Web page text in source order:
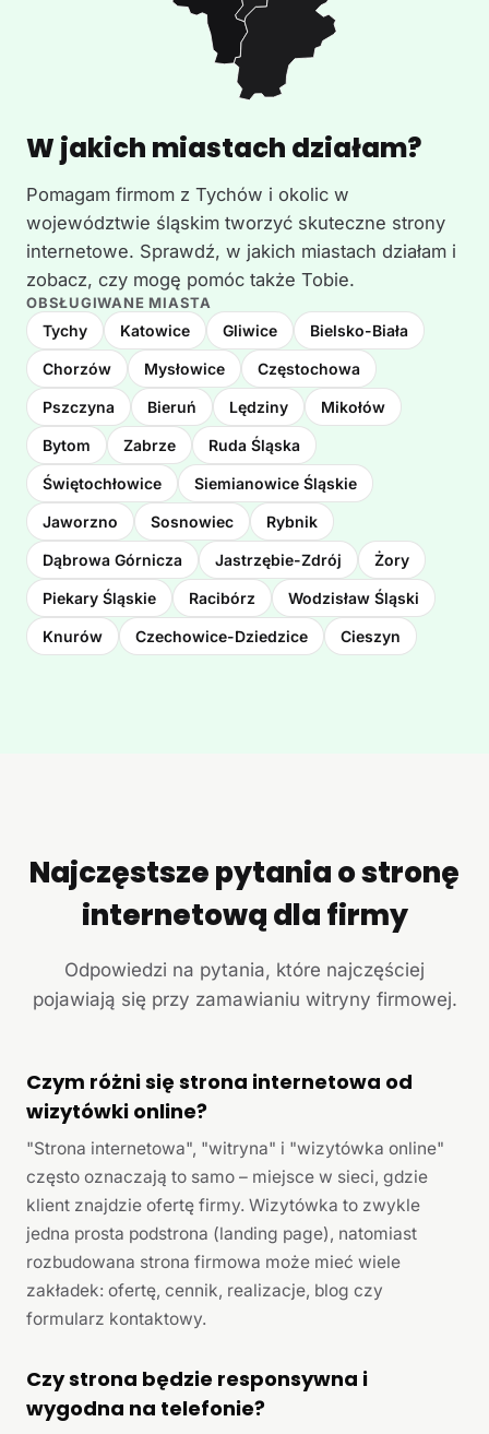
W jakich miastach działam?
Pomagam firmom z Tychów i okolic w
województwie śląskim tworzyć skuteczne strony
internetowe. Sprawdź, w jakich miastach działam i
zobacz, czy mogę pomóc także Tobie.
OBSŁUGIWANE MIASTA
Tychy Katowice Gliwice Bielsko-Biała
Chorzów Mysłowice Częstochowa
Pszczyna Bieruń Lędziny Mikołów
Bytom Zabrze Ruda Śląska
Świętochłowice Siemianowice Śląskie
Jaworzno Sosnowiec Rybnik
Dąbrowa Górnicza Jastrzębie-Zdrój Żory
Piekary Śląskie Racibórz Wodzisław Śląski
Knurów Czechowice-Dziedzice Cieszyn
Najczęstsze pytania o stronę
internetową dla firmy
Odpowiedzi na pytania, które najczęściej
pojawiają się przy zamawianiu witryny firmowej.
Czym różni się strona internetowa od
wizytówki online?
"Strona internetowa", "witryna" i "wizytówka online"
często oznaczają to samo – miejsce w sieci, gdzie
klient znajdzie ofertę firmy. Wizytówka to zwykle
jedna prosta podstrona (landing page), natomiast
rozbudowana strona firmowa może mieć wiele
zakładek: ofertę, cennik, realizacje, blog czy
formularz kontaktowy.
Czy strona będzie responsywna i
wygodna na telefonie?